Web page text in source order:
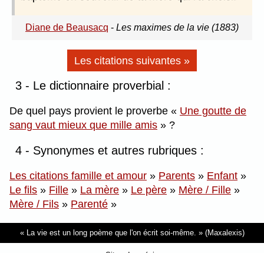
Diane de Beausacq - Les maximes de la vie (1883)
Les citations suivantes »
3 - Le dictionnaire proverbial :
De quel pays provient le proverbe
Une goutte de
sang vaut mieux que mille amis
?
4 - Synonymes et autres rubriques :
Les citations famille et amour » Parents » Enfant »
Le fils » Fille » La mère » Le père » Mère / Fille »
Mère / Fils » Parenté »
La vie est un long poème que l'on écrit soi-même. (Maxalexis)